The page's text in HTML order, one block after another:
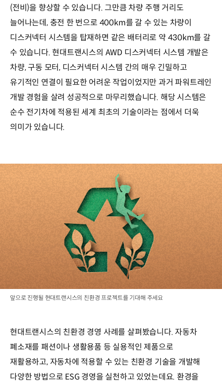
(전비)을 향상할 수 있습니다. 그만큼 차량 주행 거리도
늘어나는데, 충전 한 번으로 400km를 갈 수 있는 차량이
디스커넥터 시스템을 탑재하면 같은 배터리로 약 430km를 갈
수 있습니다. 현대트랜시스의 AWD 디스커넥터 시스템 개발은
차량, 구동 모터, 디스커넥터 시스템 간의 매우 긴밀하고
유기적인 연결이 필요한 어려운 작업이었지만 과거 파워트레인
개발 경험을 살려 성공적으로 마무리했습니다. 해당 시스템은
순수 전기차에 적용된 세계 최초의 기술이라는 점에서 더욱
의미가 있습니다.
앞으로 진행될 현대트랜시스의 친환경 프로젝트를 기대해 주세요
현대트랜시스의 친환경 경영 사례를 살펴봤습니다. 자동차
폐소재를 패션이나 생활용품 등 실용적인 제품으로
재활용하고, 자동차에 적용할 수 있는 친환경 기술을 개발해
다양한 방법으로 ESG 경영을 실천하고 있었는데요. 환경을